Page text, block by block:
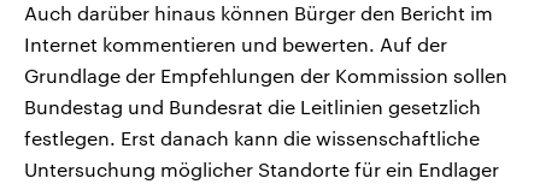
Auch darüber hinaus können Bürger den Bericht im
Internet kommentieren und bewerten. Auf der
Grundlage der Empfehlungen der Kommission sollen
Bundestag und Bundesrat die Leitlinien gesetzlich
festlegen. Erst danach kann die wissenschaftliche
Untersuchung möglicher Standorte für ein Endlager